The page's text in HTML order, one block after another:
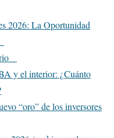
2026: La Oportunidad
y el interior: ¿Cuánto
“oro” de los inversores